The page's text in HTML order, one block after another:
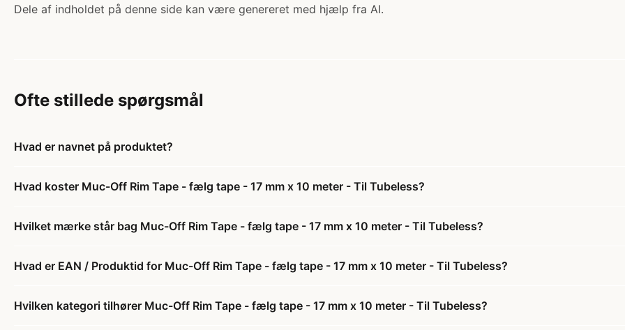
Dele af indholdet på denne side kan være genereret med hjælp fra AI.
Ofte stillede spørgsmål
Hvad er navnet på produktet?
Hvad koster Muc-Off Rim Tape - fælg tape - 17 mm x 10 meter - Til Tubeless?
Hvilket mærke står bag Muc-Off Rim Tape - fælg tape - 17 mm x 10 meter - Til Tubeless?
Hvad er EAN / Produktid for Muc-Off Rim Tape - fælg tape - 17 mm x 10 meter - Til Tubeless?
Hvilken kategori tilhører Muc-Off Rim Tape - fælg tape - 17 mm x 10 meter - Til Tubeless?